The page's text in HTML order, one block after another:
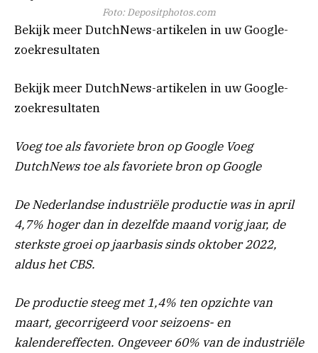
Foto: Depositphotos.com
Bekijk meer DutchNews-artikelen in uw Google-
zoekresultaten
Bekijk meer DutchNews-artikelen in uw Google-
zoekresultaten
Voeg toe als favoriete bron op Google Voeg
DutchNews toe als favoriete bron op Google
De Nederlandse industriële productie was in april
4,7% hoger dan in dezelfde maand vorig jaar, de
sterkste groei op jaarbasis sinds oktober 2022,
aldus het CBS.
De productie steeg met 1,4% ten opzichte van
maart, gecorrigeerd voor seizoens- en
kalendereffecten. Ongeveer 60% van de industriële